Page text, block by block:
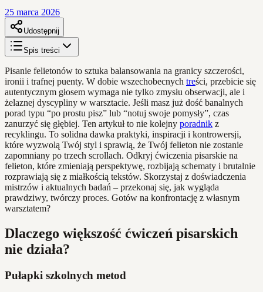
25 marca 2026
Udostępnij
Spis treści
Pisanie felietonów to sztuka balansowania na granicy szczerości,
ironii i trafnej puenty. W dobie wszechobecnych treści, przebicie się
autentycznym głosem wymaga nie tylko zmysłu obserwacji, ale i
żelaznej dyscypliny w warsztacie. Jeśli masz już dość banalnych
porad typu “po prostu pisz” lub “notuj swoje pomysły”, czas
zanurzyć się głębiej. Ten artykuł to nie kolejny poradnik z
recyklingu. To solidna dawka praktyki, inspiracji i kontrowersji,
które wyzwolą Twój styl i sprawią, że Twój felieton nie zostanie
zapomniany po trzech scrollach. Odkryj ćwiczenia pisarskie na
felieton, które zmieniają perspektywę, rozbijają schematy i brutalnie
rozprawiają się z miałkością tekstów. Skorzystaj z doświadczenia
mistrzów i aktualnych badań – przekonaj się, jak wygląda
prawdziwy, twórczy proces. Gotów na konfrontację z własnym
warsztatem?
Dlaczego większość ćwiczeń pisarskich
nie działa?
Pułapki szkolnych metod